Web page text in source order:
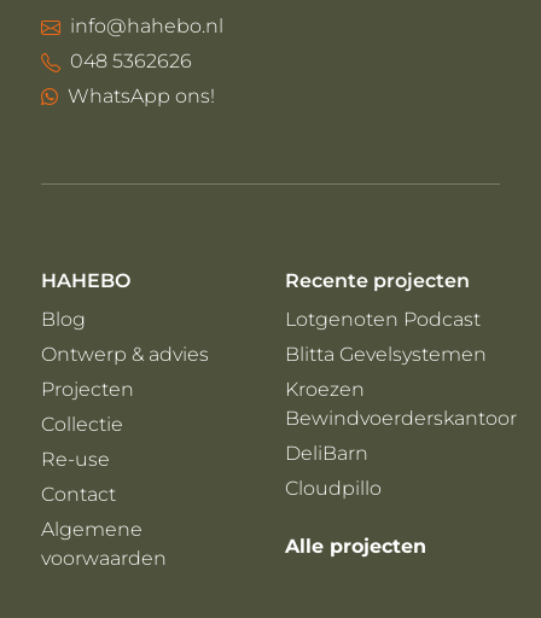
info@hahebo.nl
048 5362626
WhatsApp ons!
HAHEBO
Blog
Ontwerp & advies
Projecten
Collectie
Re-use
Contact
Algemene
voorwaarden
Recente projecten
Lotgenoten Podcast
Blitta Gevelsystemen
Kroezen
Bewindvoerderskantoor
DeliBarn
Cloudpillo
Alle projecten